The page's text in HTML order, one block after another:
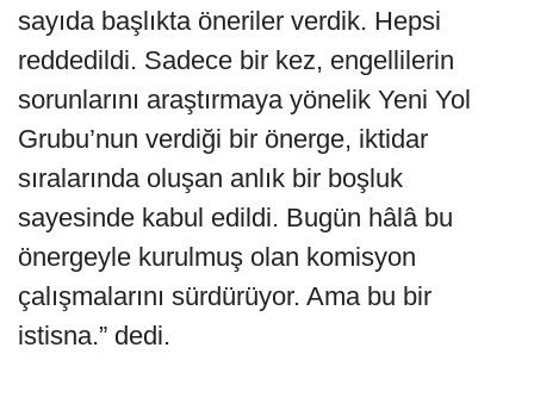
sayıda başlıkta öneriler verdik. Hepsi
reddedildi. Sadece bir kez, engellilerin
sorunlarını araştırmaya yönelik Yeni Yol
Grubu’nun verdiği bir önerge, iktidar
sıralarında oluşan anlık bir boşluk
sayesinde kabul edildi. Bugün hâlâ bu
önergeyle kurulmuş olan komisyon
çalışmalarını sürdürüyor. Ama bu bir
istisna.” dedi.